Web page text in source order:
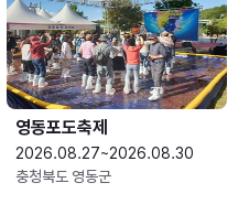
영동포도축제
2026.08.27~2026.08.30
충청북도 영동군